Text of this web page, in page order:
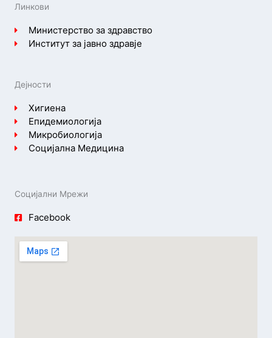
Линкови
Министерство за здравство
Институт за јавно здравје
Дејности
Хигиена
Епидемиологија
Микробиологија
Социјална Медицина
Социјални Мрежи
Facebook